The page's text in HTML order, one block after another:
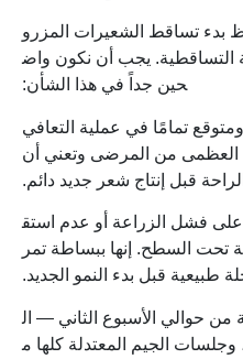
من 2 إلى 4، ستلاحظ بدء تساقط الشعيرات المزرو
التساقطية. يجب أن نكون واض
حين جداً في هذا الشأن:
تمامًا في عملية التعافي
العظمى من المرضى وتعني أن
قبل إنتاج شعر جديد دائم.
على فشل الزراعة أو عدم استق
تحت السطح. إنها ببساطة تمر
طبيعية قبل بدء النمو الجديد.
من حوالي الأسبوع الثاني — ال
الجيم المعتدلة كلها م